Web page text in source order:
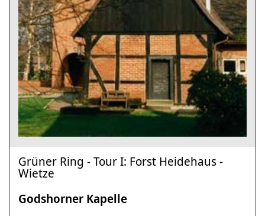
Grüner Ring - Tour I: Forst Heidehaus -
Wietze
Godshorner Kapelle